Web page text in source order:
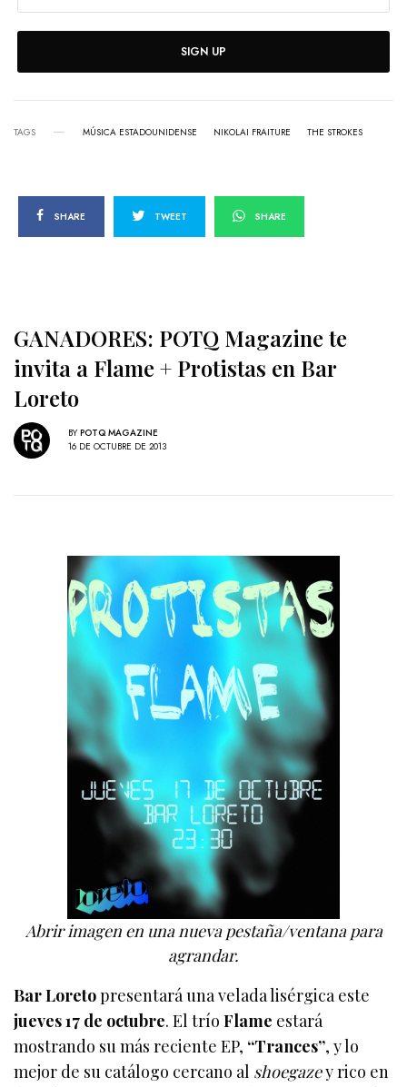
SIGN UP
TAGS MÚSICA ESTADOUNIDENSE NIKOLAI FRAITURE THE STROKES
SHARE TWEET SHARE
GANADORES: POTQ Magazine te
invita a Flame + Protistas en Bar
Loreto
BY POTQ MAGAZINE
16 DE OCTUBRE DE 2013
Abrir imagen en una nueva pestaña/ventana para
agrandar.
Bar Loretopresentará una velada lisérgica este
jueves 17 de octubre. El tríoFlame estará
mostrando su más reciente EP, “Trances”, y lo
mejor de su catálogo cercano al shoegazey rico en